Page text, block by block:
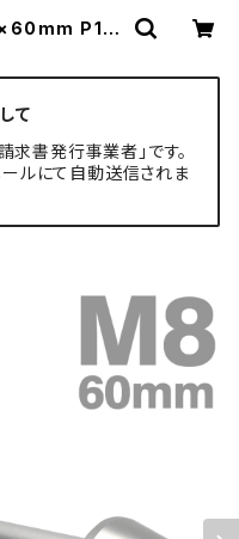
P1.2
専門店
て
求書発行事業者」です。
ルにて自動送信されま